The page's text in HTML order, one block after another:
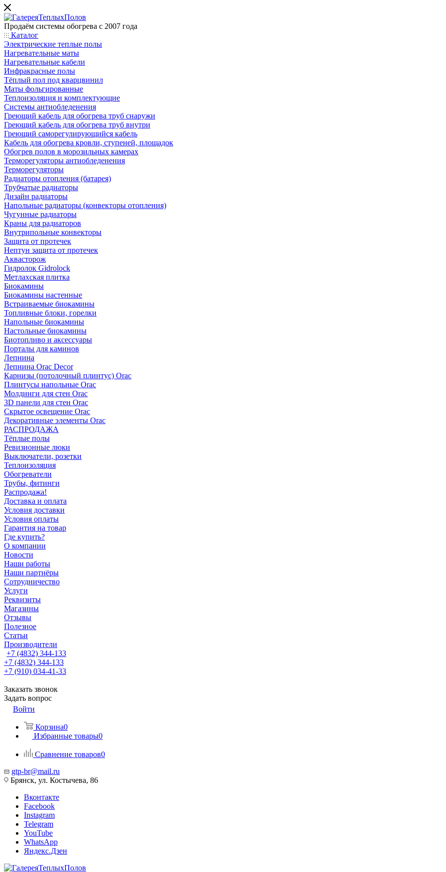
Продаём системы обогрева с 2007 года
Каталог
Электрические теплые полы
Нагревательные маты
Нагревательные кабели
Инфракрасные полы
Тёплый пол под кварцвинил
Маты фольгированные
Теплоизоляция и комплектующие
Системы антиобледенения
Греющий кабель для обогрева труб снаружи
Греющий кабель для обогрева труб внутри
Греющий саморегулирующийся кабель
Кабель для обогрева кровли, ступеней, площадок
Обогрев полов в морозильных камерах
Терморегуляторы антиобледенения
Терморегуляторы
Радиаторы отопления (батарея)
Трубчатые радиаторы
Дизайн радиаторы
Напольные радиаторы (конвекторы отопления)
Чугунные радиаторы
Краны для радиаторов
Внутрипольные конвекторы
Защита от протечек
Нептун защита от протечек
Аквасторож
Гидролок Gidrolock
Метлахская плитка
Биокамины
Биокамины настенные
Встраиваемые биокамины
Топливные блоки, горелки
Напольные биокамины
Настольные биокамины
Биотопливо и аксессуары
Порталы для каминов
Лепнина
Лепнина Orac Decor
Карнизы (потолочный плинтус) Orac
Плинтусы напольные Orac
Молдинги для стен Orac
3D панели для стен Orac
Скрытое освещение Orac
Декоративные элементы Orac
РАСПРОДАЖА
Тёплые полы
Ревизионные люки
Выключатели, розетки
Теплоизоляция
Обогреватели
Трубы, фитинги
Распродажа!
Доставка и оплата
Условия доставки
Условия оплаты
Гарантия на товар
Где купить?
О компании
Новости
Наши работы
Наши партнёры
Сотрудничество
Услуги
Реквизиты
Магазины
Отзывы
Полезное
Статьи
Производители
+7 (4832) 344-133
+7 (4832) 344-133
+7 (910) 034-41-33
Заказать звонок
Задать вопрос
Войти
Корзина0
Избранные товары0
Сравнение товаров0
gtp-br@mail.ru
Брянск, ул. Костычева, 86
Вконтакте
Facebook
Instagram
Telegram
YouTube
WhatsApp
Яндекс.Дзен